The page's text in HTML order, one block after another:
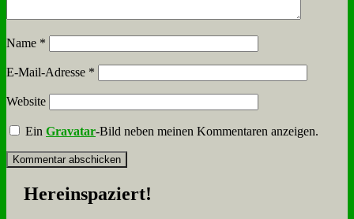
Name *
E-Mail-Adresse *
Website
EinGravatar-Bild neben meinen Kommentaren anzeigen.
Her­ein­spa­ziert!